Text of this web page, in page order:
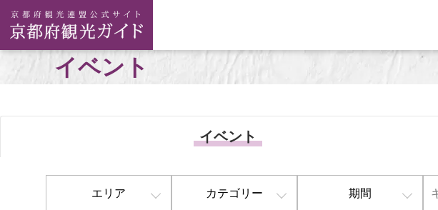
イベント
イベント
エリア カテゴリー 期間